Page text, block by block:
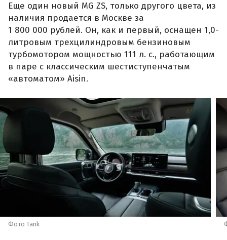
Еще один новый MG ZS, только другого цвета, из
наличия продается в Москве за
1 800 000 рублей. Он, как и первый, оснащен 1,0-
литровым трехцилиндровым бензиновым
турбомотором мощностью 111 л. с., работающим
в паре с классическим шестиступенчатым
«автоматом» Aisin.
Фото Tank